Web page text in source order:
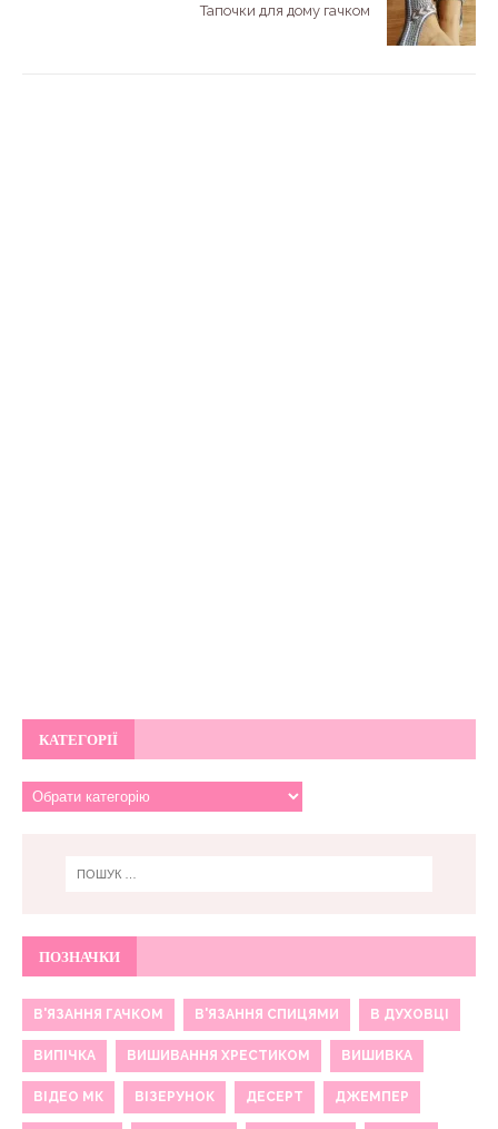
Тапочки для дому гачком
КАТЕГОРІЇ
ПОЗНАЧКИ
В'ЯЗАННЯ ГАЧКОМ В'ЯЗАННЯ СПИЦЯМИ В ДУХОВЦІ
ВИПІЧКА ВИШИВАННЯ ХРЕСТИКОМ ВИШИВКА
ВІДЕО МК ВІЗЕРУНОК ДЕСЕРТ ДЖЕМПЕР